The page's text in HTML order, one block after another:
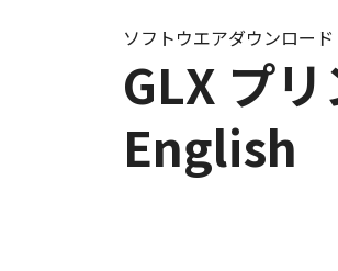
GLX プ
English
ソフトウエアダウンロード